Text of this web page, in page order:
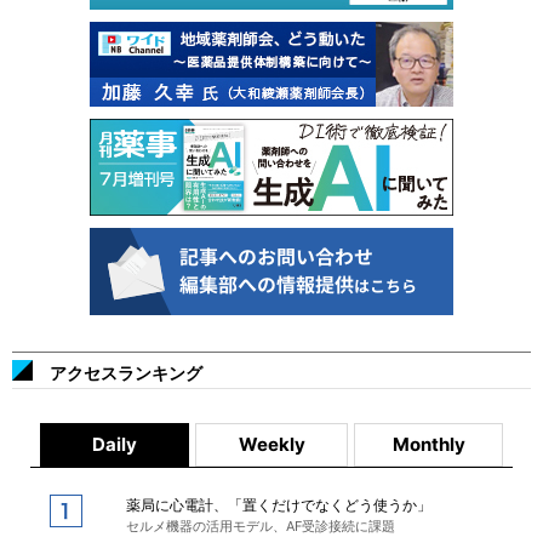
アクセスランキング
Daily Weekly Monthly
薬局に心電計、「置くだけでなくどう使うか」
セルメ機器の活用モデル、AF受診接続に課題